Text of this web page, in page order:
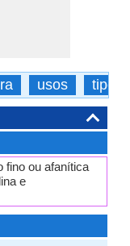
usos tipos
fino ou afanítica
e